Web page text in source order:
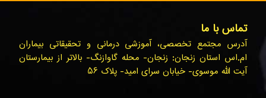
تماس با ما
آدرس مجتمع تخصصی، آموزشی درمانی و تحقیقاتی بیماران
ام.اس استان زنجان: زنجان- محله گاوازنگ- بالاتر از بیمارستان
آیت الله موسوی- خیابان سرای امید- پلاک ۵۶